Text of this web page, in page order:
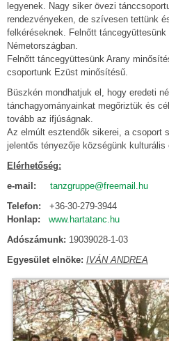
legyenek. Nagy siker övezi
rendezvényeken, de szívesen tettünk
felkéréseknek. Felnőtt
Németországban.
Felnőtt táncegyüttesünk Arany
csoportunk Ezüst minősítésű.
Büszkén mondhatjuk el, hogy eredeti
tánchagyományainkat megőriztük és
tovább az ifjúságnak.
Az elmúlt esztendők sikerei, a csoport
jelentős tényezője községünk kulturális
Elérhetőség:
e-mail:
tanzgruppe@freemail.hu
Telefon:
+36-30-279-3944
Honlap:
www.hartatanc.hu
Adószámunk: 19039028-1-03
Egyesület elnöke: IVÁN ANDREA